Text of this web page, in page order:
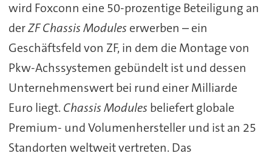
wird Foxconn eine 50-prozentige Beteiligung an
derZF Chassis Modules erwerben – ein
Geschäftsfeld von ZF, in dem die Montage von
Pkw-Achssystemen gebündelt ist und dessen
Unternehmenswert bei rund einer Milliarde
Euro liegt. Chassis Modules beliefert globale
Premium- und Volumenhersteller und ist an 25
Standorten weltweit vertreten. Das